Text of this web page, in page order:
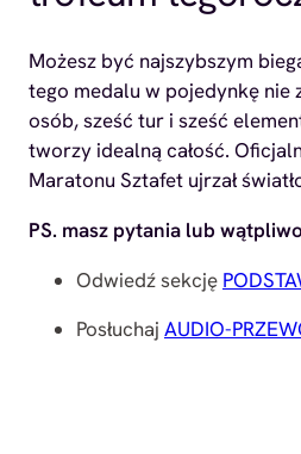
Możesz być najszybszym
tego medalu w pojedynkę nie
osób, sześć tur i sześć
tworzy idealną całość.
Maratonu Sztafet ujrzał
PS. masz pytania lub
Odwiedź sekcję
Posłuchaj AUDIO-